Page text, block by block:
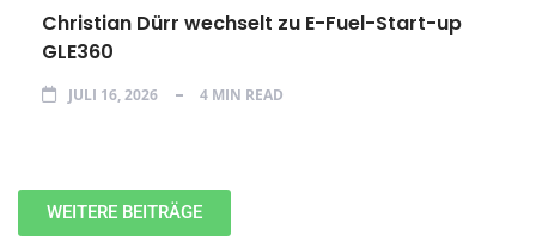
Christian Dürr wechselt zu E-Fuel-Start-up
GLE360
JULI 16, 2026 4 MIN READ
WEITERE BEITRÄGE